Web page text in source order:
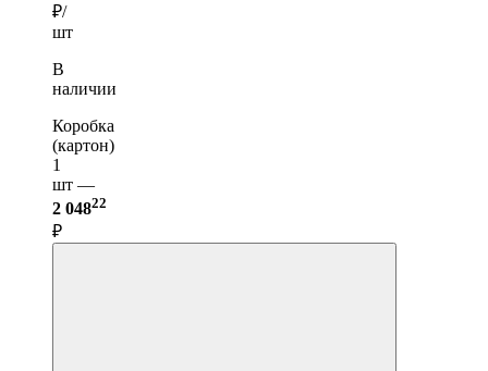
₽/
шт
В
наличии
Коробка
(картон)
1
шт —
2 04822
₽